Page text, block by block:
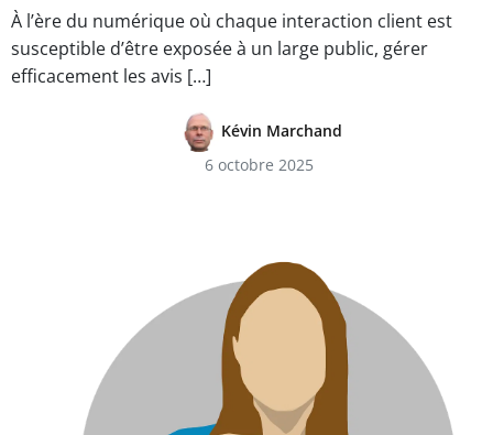
À l’ère du numérique où chaque interaction client est
susceptible d’être exposée à un large public, gérer
efficacement les avis […]
Kévin Marchand
6 octobre 2025